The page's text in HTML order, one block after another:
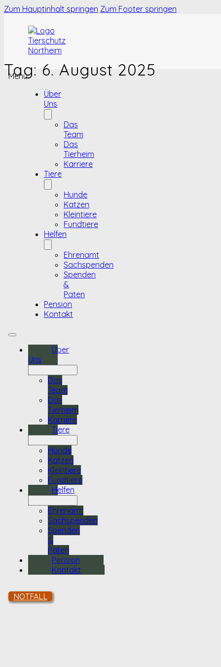
Zum Hauptinhalt springen Zum Footer springen
Menü
Über
Uns
Das
Team
Das
Tierheim
Karriere
Tiere
Hunde
Katzen
Kleintiere
Fundtiere
Helfen
Ehrenamt
Sachspenden
Spenden
&
Paten
Pension
Kontakt
Über
Uns
Das
Team
Das
Tierheim
Karriere
Tiere
Hunde
Katzen
Kleintiere
Fundtiere
Helfen
Ehrenamt
Sachspenden
Spenden
&
Paten
Pension
Kontakt
NOTFALL
Tag: 6. August 2025